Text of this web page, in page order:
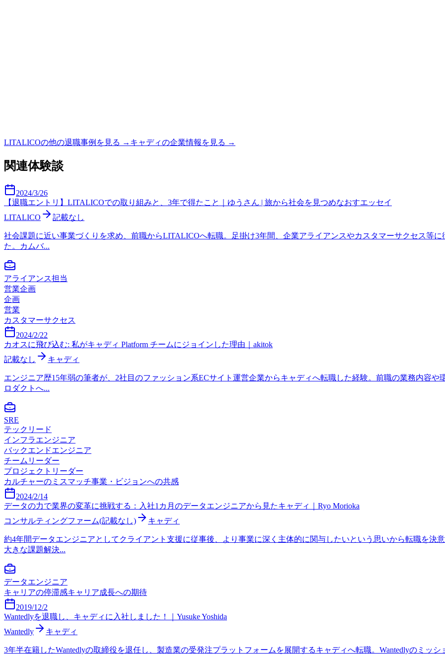
LITALICOの他の退職事例を見る → キャディの企業情報を見る →
関連体験談
2024/3/26
【退職エントリ】LITALICOでの取り組みと、3年で得たこと｜ゆうさん | 旅から社会を見つめなおすエッセイ
LITALICO
記載なし
社会課題に近い事業づくりを求め、前職からLITALICOへ転職。足掛け3年間、企業アライアンスやカスタマーサクセス等
た。カムバ...
アライアンス担当
営業企画
企画
営業
カスタマーサクセス
2024/2/22
カオスに飛び込む: 私がキャディ Platform チームにジョインした理由｜akitok
記載なし
キャディ
エンジニア歴15年弱の筆者が、2社目のファッション系ECサイト運営企業からキャディへ転職した経験。前職の業務内容
ロダクトへ...
SRE
テックリード
インフラエンジニア
バックエンドエンジニア
チームリーダー
プロジェクトリーダー
カルチャーのミスマッチ事業・ビジョンへの共感
2024/2/14
データの力で業界の変革に挑戦する：入社1カ月のデータエンジニアから見たキャディ｜Ryo Morioka
コンサルティングファーム(記載なし)
キャディ
約4年間データエンジニアとしてクライアント支援に従事後、より事業に深く主体的に関与したいという思いから転職を
大きな課題解決...
データエンジニア
キャリアの停滞感キャリア成長への期待
2019/12/2
Wantedlyを退職し、キャディに入社しました！｜Yusuke Yoshida
Wantedly
キャディ
3年半在籍したWantedlyの取締役を退任し、製造業の受発注プラットフォームを展開するキャディへ転職。Wantedlyのミッ